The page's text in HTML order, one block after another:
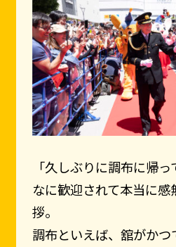
「久しぶりに調布に帰
なに歓迎されて本当に
拶。
調布といえば、舘がか